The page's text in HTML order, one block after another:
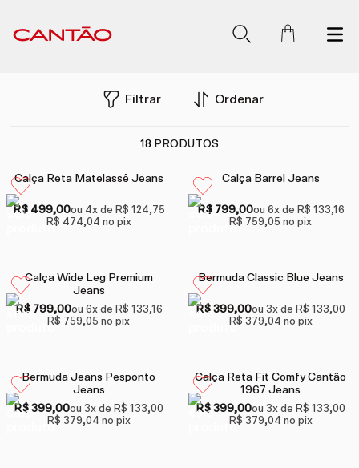
Filtrar Ordenar
18 PRODUTOS
Calça Reta Matelassê Jeans
R$ 499,00ou 4x de R$ 124,75
R$ 474,04 no pix
Calça Barrel Jeans
R$ 799,00ou 6x de R$ 133,16
R$ 759,05 no pix
Calça Wide Leg Premium
Jeans
R$ 799,00ou 6x de R$ 133,16
R$ 759,05 no pix
Bermuda Classic Blue Jeans
R$ 399,00ou 3x de R$ 133,00
R$ 379,04 no pix
Bermuda Jeans Pesponto
Jeans
R$ 399,00ou 3x de R$ 133,00
R$ 379,04 no pix
Calça Reta Fit Comfy Cantão
1967 Jeans
R$ 399,00ou 3x de R$ 133,00
R$ 379,04 no pix